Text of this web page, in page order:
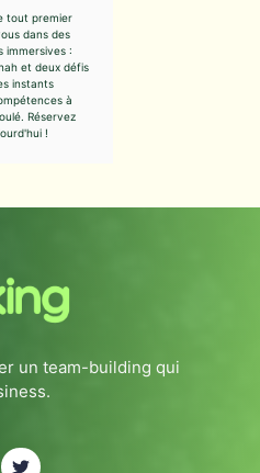
tout premier
dans des
immersives :
et deux défis
instants
à
Réservez
!
un team-building qui